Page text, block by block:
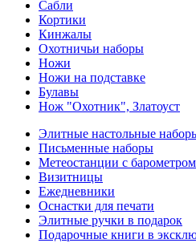
Сабли
Кортики
Кинжалы
Охотничьи наборы
Ножи
Ножи на подставке
Булавы
Нож "Охотник", Златоуст
Элитные настольные
Письменные наборы
Метеостанции с барометром
Визитницы
Ежедневники
Оснастки для печати
Элитные ручки в подарок
Подарочные книги в